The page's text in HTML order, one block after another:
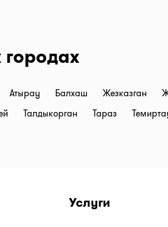
Атырау Балхаш Жезказган
Талдыкорган Тараз
Услуги